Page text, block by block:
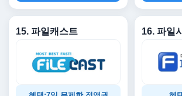
15. 파일캐스트 16. 파일